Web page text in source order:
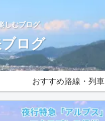
しむブログ
ログ
おすすめ路線・列車